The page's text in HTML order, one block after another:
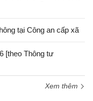
tại Công an cấp xã
[theo Thông tư
Xem thêm